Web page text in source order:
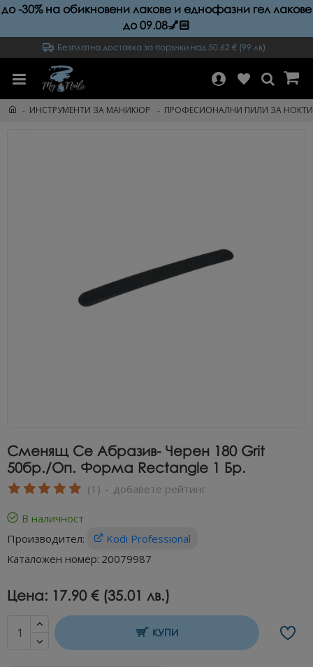
до -30% на обикновени лакове и еднофазни гел лакове
до 09.08💅🏻
Безплатна доставка за поръчки над 50.62 € (99 лв)
ИНСТРУМЕНТИ ЗА МАНИКЮР ПРОФЕСИОНАЛНИ ПИЛИ ЗА НОКТИ
Сменящ Се Абразив- Черен 180 Grit
50бр./оп. Форма Rectangle 1 Бр.
В наличност
Производител:
Kodi Professional
Каталожен номер: 20079987
(1) - добавете рейтинг
Цена: 17.90 € (35.01 лв.)
КУПИ